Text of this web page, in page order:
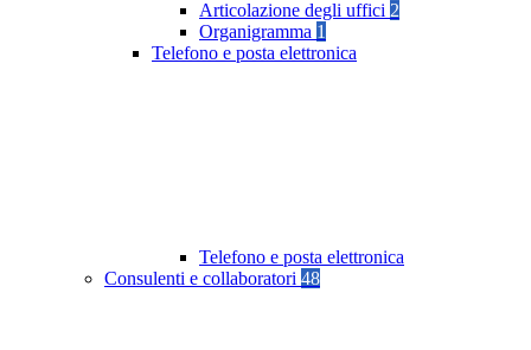
Articolazione degli uffici 2
Organigramma 1
Telefono e posta elettronica
Telefono e posta elettronica
Consulenti e collaboratori 48